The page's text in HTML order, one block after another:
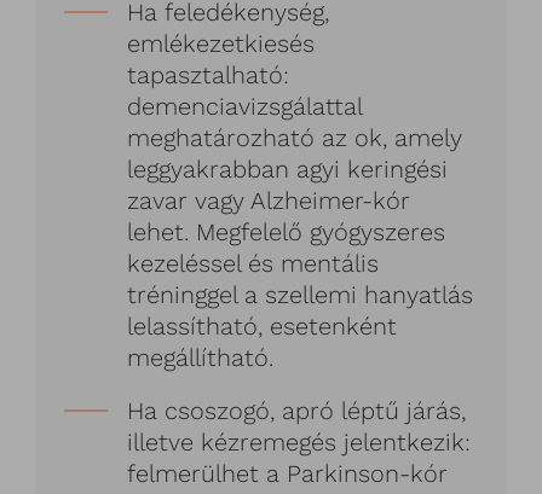
Ha feledékenység,
emlékezetkiesés
tapasztalható:
demenciavizsgálattal
meghatározható az ok, amely
leggyakrabban agyi keringési
zavar vagy Alzheimer-kór
lehet. Megfelelő gyógyszeres
kezeléssel és mentális
tréninggel a szellemi hanyatlás
lelassítható, esetenként
megállítható.
Ha csoszogó, apró léptű járás,
illetve kézremegés jelentkezik:
felmerülhet a Parkinson-kór